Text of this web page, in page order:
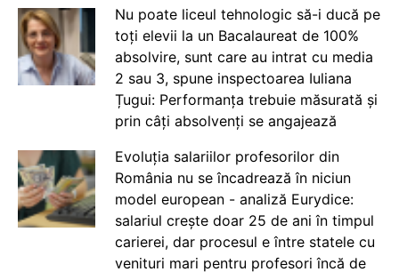
Nu poate liceul tehnologic să-i ducă pe
toți elevii la un Bacalaureat de 100%
absolvire, sunt care au intrat cu media
2 sau 3, spune inspectoarea Iuliana
Țugui: Performanța trebuie măsurată și
prin câți absolvenți se angajează
Evoluția salariilor profesorilor din
România nu se încadrează în niciun
model european - analiză Eurydice:
salariul crește doar 25 de ani în timpul
carierei, dar procesul e între statele cu
venituri mari pentru profesori încă de